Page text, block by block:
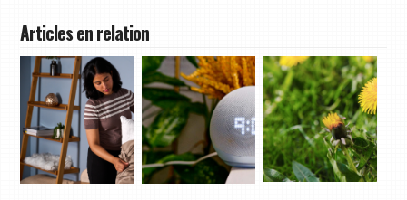
Articles en relation